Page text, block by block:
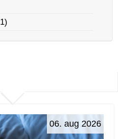
06. aug 2026